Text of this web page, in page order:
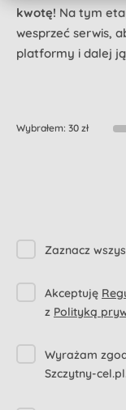
kwotę! Na tym
wesprzeć serwis,
platformy i dalej
Wybrałem: 30 zł
Zaznacz
Akceptuję
z Polityką
Wyrażam
Szczytny-